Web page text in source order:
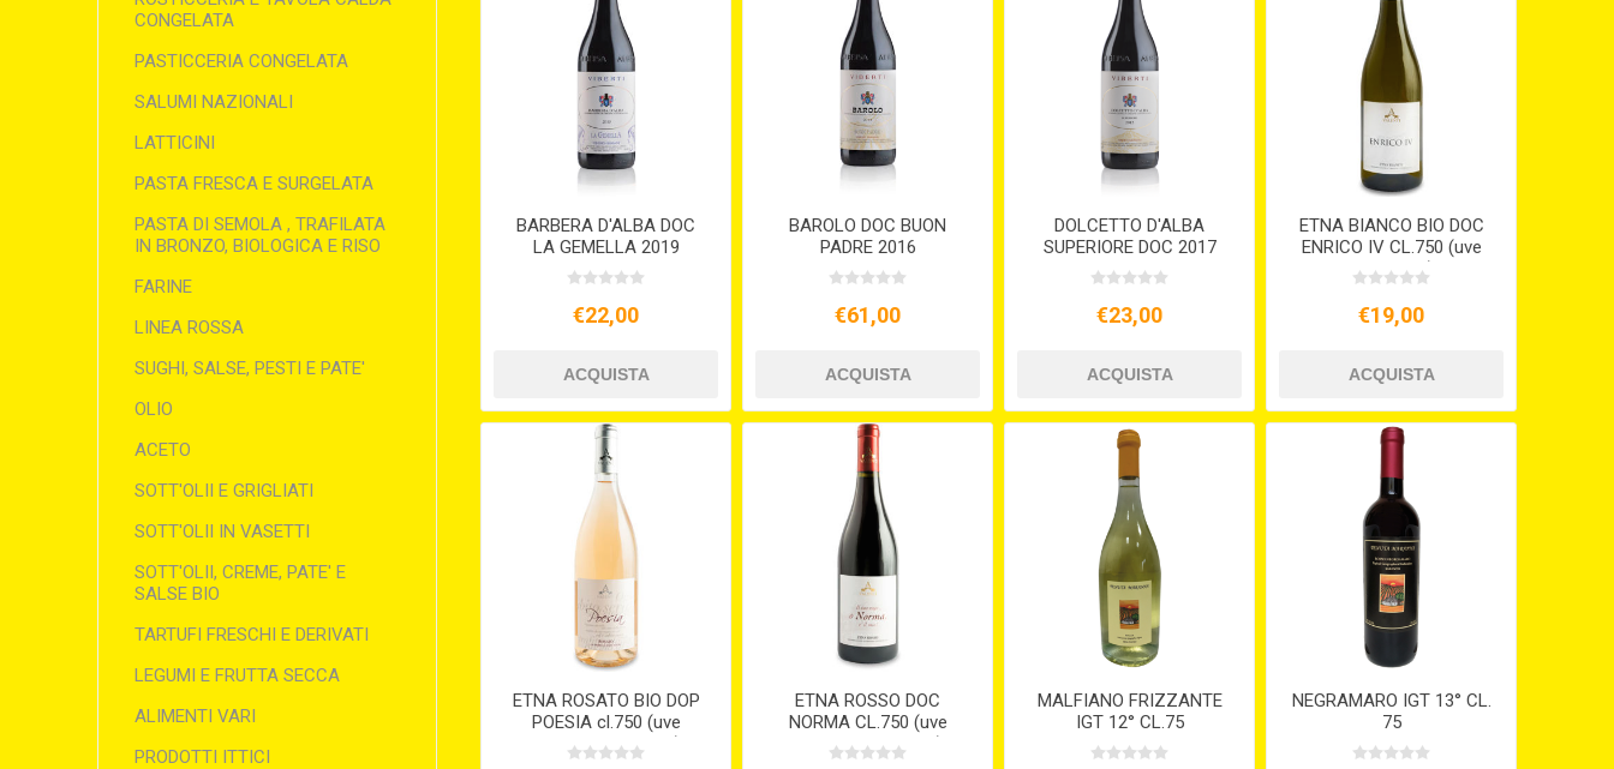
BARBERA D'ALBA DOC
LA GEMELLA 2019
€22,00
BAROLO DOC BUON
PADRE 2016
€61,00
DOLCETTO D'ALBA
SUPERIORE DOC 2017
€23,00
ETNA BIANCO BIO DOC
ENRICO IV CL.750 (uve
carricante)
€19,00
ETNA ROSATO BIO DOP
POESIA cl.750 (uve
nerello mascalese)
ETNA ROSSO DOC
NORMA CL.750 (uve
nerello mascalese)
MALFIANO FRIZZANTE
IGT 12° CL.75
NEGRAMARO IGT 13° CL.
75
CONGELATA
PASTICCERIA CONGELATA
SALUMI NAZIONALI
LATTICINI
PASTA FRESCA E SURGELATA
PASTA DI SEMOLA , TRAFILATA
IN BRONZO, BIOLOGICA E RISO
FARINE
LINEA ROSSA
SUGHI, SALSE, PESTI E PATE'
OLIO
ACETO
SOTT'OLII E GRIGLIATI
SOTT'OLII IN VASETTI
SOTT'OLII, CREME, PATE' E
SALSE BIO
TARTUFI FRESCHI E DERIVATI
LEGUMI E FRUTTA SECCA
ALIMENTI VARI
PRODOTTI ITTICI